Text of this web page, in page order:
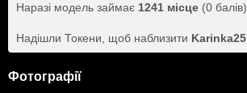
Наразі модель займає 1241 місце (0 балів).
Надішли Токени, щоб наблизити Karinka25
Фотографії